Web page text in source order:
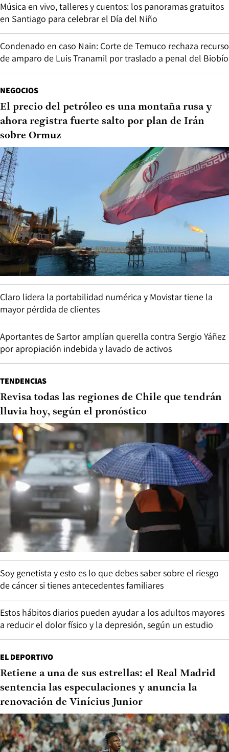
Música en vivo, talleres y cuentos: los panoramas gratuitos
en Santiago para celebrar el Día del Niño
Condenado en caso Nain: Corte de Temuco rechaza recurso
de amparo de Luis Tranamil por traslado a penal del Biobío
NEGOCIOS
El precio del petróleo es una montaña rusa y
ahora registra fuerte salto por plan de Irán
sobre Ormuz
Claro lidera la portabilidad numérica y Movistar tiene la
mayor pérdida de clientes
Aportantes de Sartor amplían querella contra Sergio Yáñez
por apropiación indebida y lavado de activos
TENDENCIAS
Revisa todas las regiones de Chile que tendrán
lluvia hoy, según el pronóstico
Soy genetista y esto es lo que debes saber sobre el riesgo
de cáncer si tienes antecedentes familiares
Estos hábitos diarios pueden ayudar a los adultos mayores
a reducir el dolor físico y la depresión, según un estudio
EL DEPORTIVO
Retiene a una de sus estrellas: el Real Madrid
sentencia las especulaciones y anuncia la
renovación de Vinícius Junior